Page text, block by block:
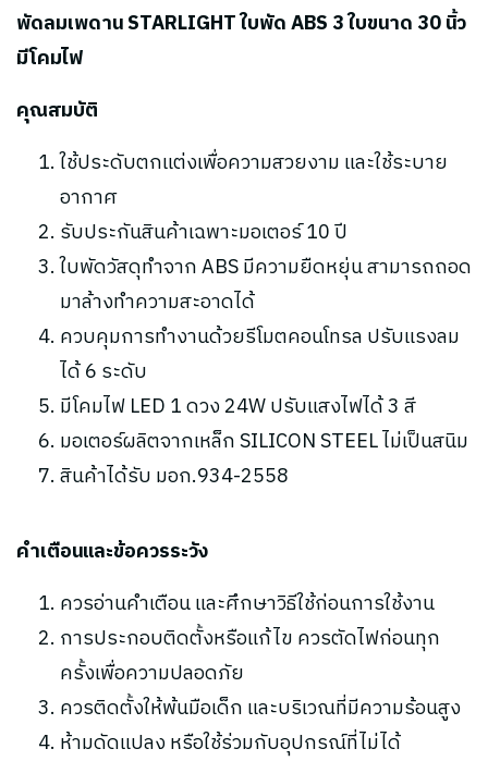
พัดลมเพดาน STARLIGHT ใบพัด ABS 3 ใบขนาด 30 นิ้ว
มีโคมไฟ
คุณสมบัติ
ใช้ประดับตกแต่งเพื่อความสวยงาม และใช้ระบาย
อากาศ
รับประกันสินค้าเฉพาะมอเตอร์ 10 ปี
ใบพัดวัสดุทำจาก ABS มีความยืดหยุ่น สามารถถอด
มาล้างทำความสะอาดได้
ควบคุมการทำงานด้วยรีโมตคอนโทรล ปรับแรงลม
ได้ 6 ระดับ
มีโคมไฟ LED 1 ดวง 24W ปรับแสงไฟได้ 3 สี
มอเตอร์ผลิตจากเหล็ก SILICON STEEL ไม่เป็นสนิม
สินค้าได้รับ มอก.934-2558
คำเตือนและข้อควรระวัง
ควรอ่านคำเตือน และศึกษาวิธีใช้ก่อนการใช้งาน
การประกอบติดตั้งหรือแก้ไข ควรตัดไฟก่อนทุก
ครั้งเพื่อความปลอดภัย
ควรติดตั้งให้พ้นมือเด็ก และบริเวณที่มีความร้อนสูง
ห้ามดัดแปลง หรือใช้ร่วมกับอุปกรณ์ที่ไม่ได้